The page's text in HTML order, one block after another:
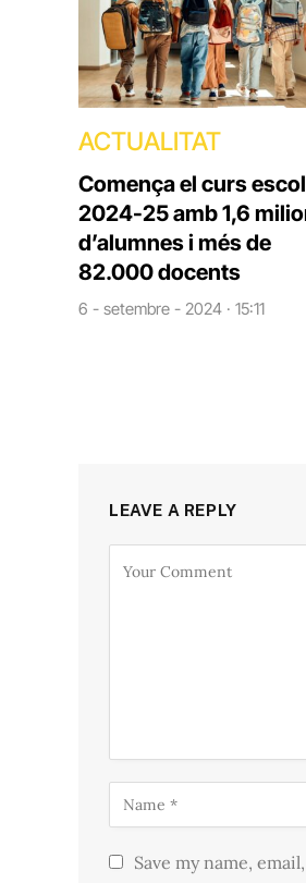
ACTUALITAT
Comença el curs
2024-25 amb 1,6
d’alumnes i més de
82.000 docents
6 - setembre - 2024 · 15:11
LEAVE A REPLY
Save my name,